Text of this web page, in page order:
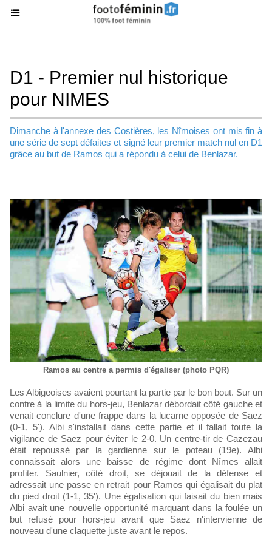
D1 - Premier nul historique
pour NIMES
Dimanche à l'annexe des Costières, les Nîmoises ont mis fin à
une série de sept défaites et signé leur premier match nul en D1
grâce au but de Ramos qui a répondu à celui de Benlazar.
Ramos au centre a permis d'égaliser (photo PQR)
Les Albigeoises avaient pourtant la partie par le bon bout. Sur un
contre à la limite du hors-jeu, Benlazar débordait côté gauche et
venait conclure d'une frappe dans la lucarne opposée de Saez
(0-1, 5'). Albi s'installait dans cette partie et il fallait toute la
vigilance de Saez pour éviter le 2-0. Un centre-tir de Cazezau
était repoussé par la gardienne sur le poteau (19e). Albi
connaissait alors une baisse de régime dont Nîmes allait
profiter. Saulnier, côté droit, se déjouait de la défense et
adressait une passe en retrait pour Ramos qui égalisait du plat
du pied droit (1-1, 35'). Une égalisation qui faisait du bien mais
Albi avait une nouvelle opportunité marquant dans la foulée un
but refusé pour hors-jeu avant que Saez n'intervienne de
nouveau d'une claquette juste avant le repos.